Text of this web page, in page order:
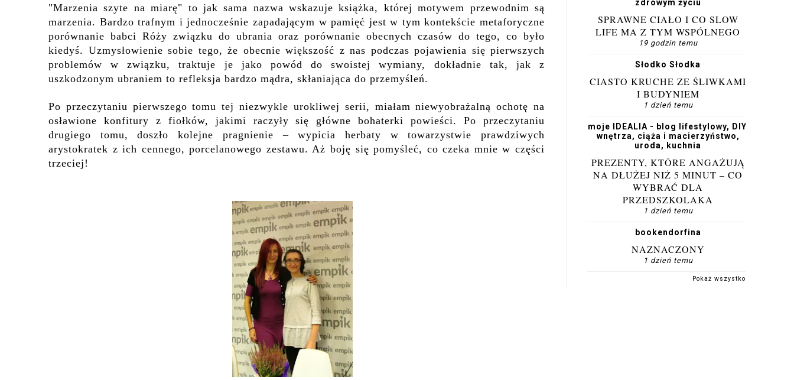
"Marzenia szyte na miarę" to jak sama nazwa wskazuje książka, której motywem przewodnim są
marzenia. Bardzo trafnym i jednocześnie zapadającym w pamięć jest w tym kontekście metaforyczne
porównanie babci Róży związku do ubrania oraz porównanie obecnych czasów do tego, co było
kiedyś. Uzmysłowienie sobie tego, że obecnie większość z nas podczas pojawienia się pierwszych
problemów w związku, traktuje je jako powód do swoistej wymiany, dokładnie tak, jak z
uszkodzonym ubraniem to refleksja bardzo mądra, skłaniająca do przemyśleń.
Po przeczytaniu pierwszego tomu tej niezwykle urokliwej serii, miałam niewyobrażalną ochotę na
osławione konfitury z fiołków, jakimi raczyły się główne bohaterki powieści. Po przeczytaniu
drugiego tomu, doszło kolejne pragnienie – wypicia herbaty w towarzystwie prawdziwych
arystokratek z ich cennego, porcelanowego zestawu. Aż boję się pomyśleć, co czeka mnie w części
trzeciej!
zdrowym życiu
SPRAWNE CIAŁO I CO SLOW
LIFE MA Z TYM WSPÓLNEGO
19 godzin temu
Słodko Słodka
CIASTO KRUCHE ZE ŚLIWKAMI
I BUDYNIEM
1 dzień temu
moje IDEALIA - blog lifestylowy, DIY,
wnętrza, ciąża i macierzyństwo,
uroda, kuchnia
PREZENTY, KTÓRE ANGAŻUJĄ
NA DŁUŻEJ NIŻ 5 MINUT – CO
WYBRAĆ DLA
PRZEDSZKOLAKA
1 dzień temu
bookendorfina
NAZNACZONY
1 dzień temu
Pokaż wszystko